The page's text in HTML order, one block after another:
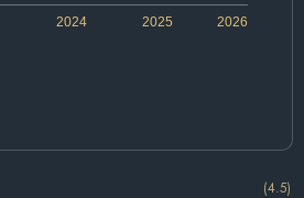
2024 2026
2025
(4.5)